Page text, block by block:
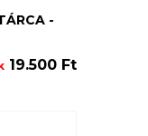
-
19.500 Ft